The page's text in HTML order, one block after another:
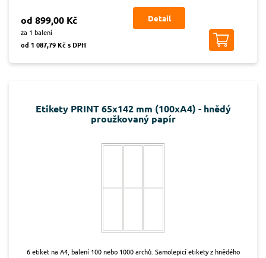
od 899,00 Kč
za 1 balení
od 1 087,79 Kč s DPH
Detail
Etikety PRINT 65x142 mm (100xA4) - hnědý
proužkovaný papír
6 etiket na A4, balení 100 nebo 1000 archů. Samolepicí etikety z hnědého